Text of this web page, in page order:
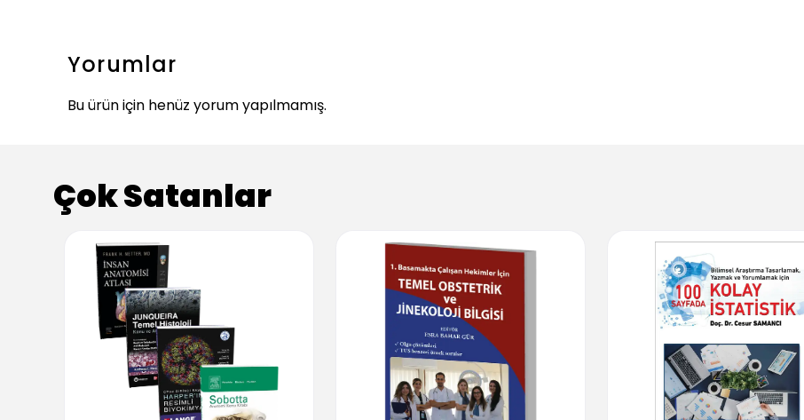
Yorumlar
Bu ürün için henüz yorum yapılmamış.
Çok Satanlar